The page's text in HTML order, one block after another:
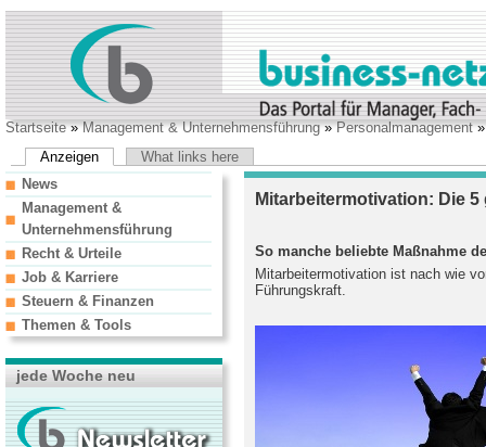
Startseite»Management & Unternehmensführung»Personalmanagement
Anzeigen
What links here
Mitarbeitermotivation: Die
So manche beliebte Maßnahme
Mitarbeitermotivation ist nach wie
Führungskraft.
News
Management &
Unternehmensführung
Recht & Urteile
Job & Karriere
Steuern & Finanzen
Themen & Tools
jede Woche neu